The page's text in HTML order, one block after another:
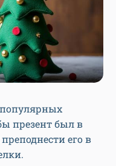
презент был в
его в